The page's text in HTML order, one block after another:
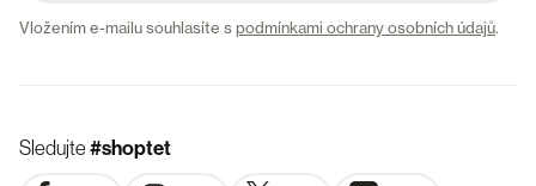
Vložením e-mailu souhlasíte spodmínkami ochrany osobních údajů.
Sledujte#shoptet